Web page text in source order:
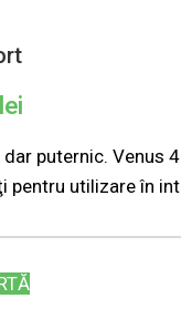
lei
puternic. Venus
pentru utilizare în